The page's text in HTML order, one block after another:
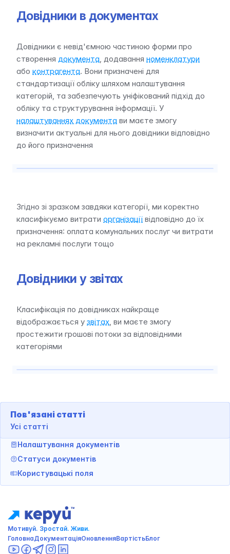
Довідники в документах
Довідники є невід'ємною частиною форми про
створення документа, додавання номенклатури
або контрагента. Вони призначені для
стандартизації обліку шляхом налаштування
категорій, та забезпечують уніфікований підхід до
налаштуваннях документа ви маєте змогу
визначити актуальні для нього довідники відповідно
до його призначення
Згідно зі зразком завдяки категорії, ми коректно
класифікуємо витрати організації відповідно до їх
призначення: оплата комунальних послуг чи витрати
на рекламні послуги тощо
Довідники у звітах
Класифікація по довідниках найкраще
відображається у звітах, ви маєте змогу
простежити грошові потоки за відповідними
категоріями
Пов'язані статті
Усі статті
Налаштування документів
Статуси документів
Користувацькі поля
Мотивуй. Зростай. Живи.
ГоловнаДокументаціяОновленняВартістьБлог